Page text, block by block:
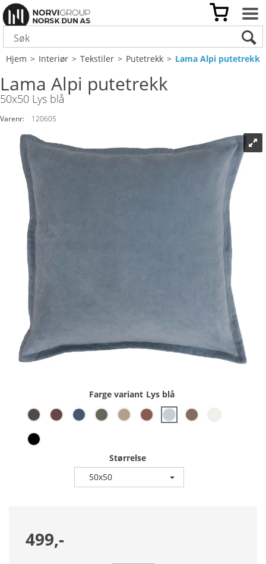
Hjem>Interiør>Tekstiler>Putetrekk>Lama Alpi putetrekk
Lama Alpi putetrekk
50x50 Lys blå
Varenr: 120605
Farge variant Lys blå
Størrelse
50x50
499,-